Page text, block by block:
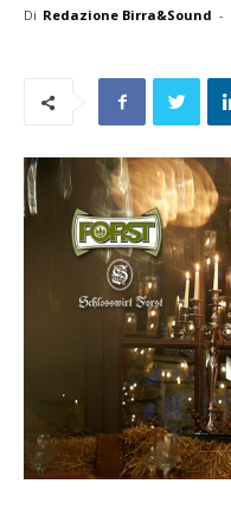
Di Redazione Birra&Sound -